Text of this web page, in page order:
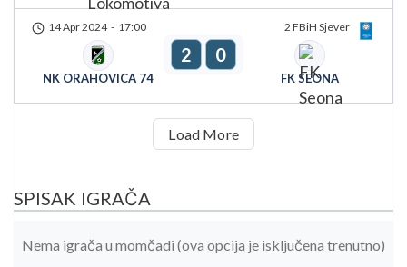
2 FBiH Sjever
14 Apr 2024 - 17:00
NK ORAHOVICA 74
2 0
FK SEONA
Load More
SPISAK IGRAČA
Nema igrača u momčadi (ova opcija je isključena trenutno)